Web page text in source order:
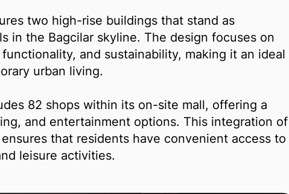
two high-rise buildings that stand as
in the Bagcilar skyline. The design focuses on
and sustainability, making it an ideal
urban living.
82 shops within its on-site mall, offering a
and entertainment options. This integration of
that residents have convenient access to
leisure activities.